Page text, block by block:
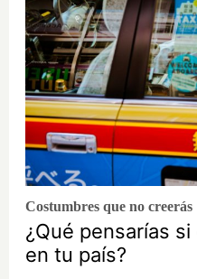
Costumbres que no creerás
¿Qué pensarías
en tu país?